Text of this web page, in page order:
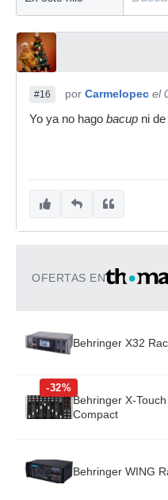
#16 por Carmelopec el
Yo ya no hago bacup ni
OFERTAS EN
Behringer X32
-32%
Behringer X-Touch
Compact
Behringer WING